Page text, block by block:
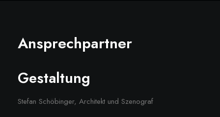
Ansprechpartner
Gestaltung
Stefan Schöbinger, Architekt und Szenograf